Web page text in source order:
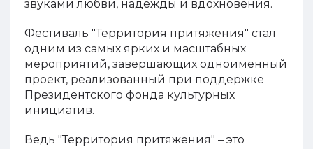
звуками любви, надежды и вдохновения.
Фестиваль "Территория притяжения" стал
одним из самых ярких и масштабных
мероприятий, завершающих одноименный
проект, реализованный при поддержке
Президентского фонда культурных
инициатив.
Ведь "Территория притяжения" – это